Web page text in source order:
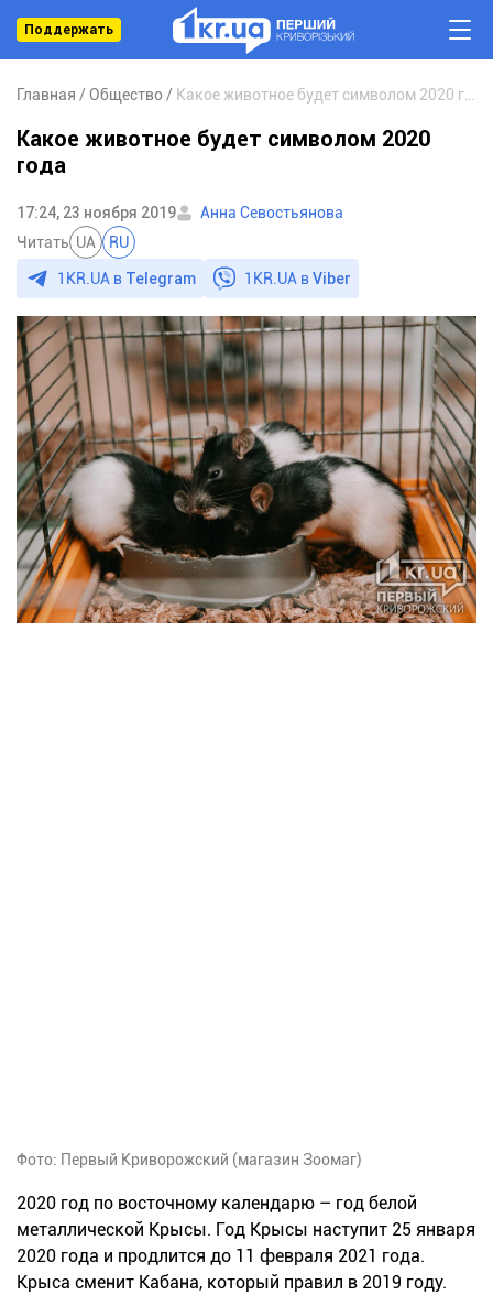
Поддержать
Главная Общество
Какое животное будет символом 2020
года
17:24, 23 ноября 2019
Анна Севостьянова
Читать UA RU
1KR.UA в Telegram 1KR.UA вViber
Фото: Первый Криворожский (магазин Зоомаг)
2020 год по восточному календарю – год белой
металлической Крысы. Год Крысы наступит 25 января
2020 года и продлится до 11 февраля 2021 года.
Крыса сменит Кабана, который правил в 2019 году.